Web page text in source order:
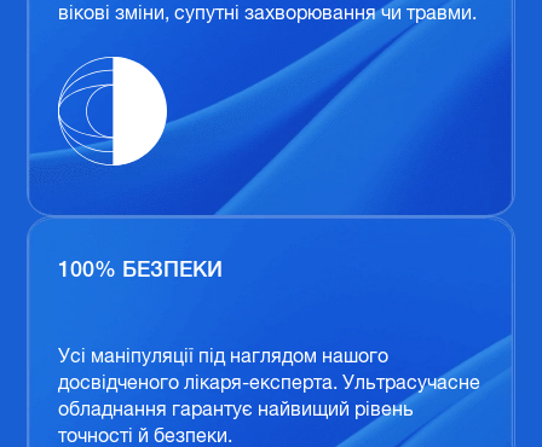
вікові зміни, супутні захворювання чи травми.
100% БЕЗПЕКИ
Усі маніпуляції під наглядом нашого
досвідченого лікаря-експерта. Ультрасучасне
обладнання гарантує найвищий рівень
точності й безпеки.